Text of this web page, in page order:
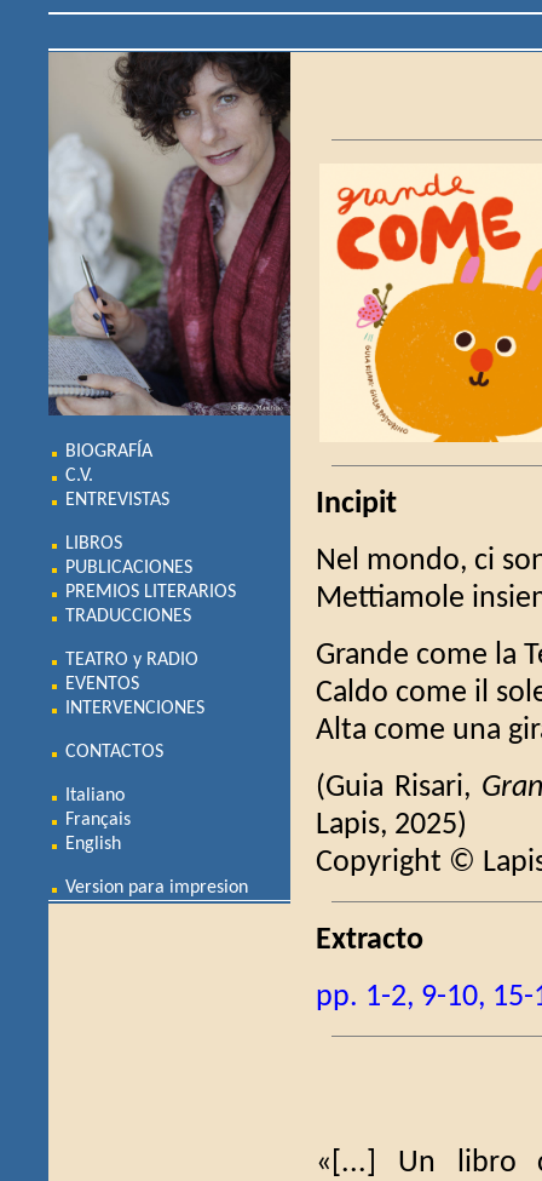
BIOGRAFÍA
C.V.
ENTREVISTAS
LIBROS
PUBLICACIONES
PREMIOS LITERARIOS
TRADUCCIONES
TEATRO y RADIO
EVENTOS
INTERVENCIONES
CONTACTOS
Italiano
Français
English
Version para impresion
Incipit
Nel mondo, ci
Mettiamole
Grande come la
Caldo come il
Alta come una
(Guia Risari,
Lapis, 2025)
Copyright ©
Extracto
pp. 1-2, 9-10, 15-
«[...] Un libro